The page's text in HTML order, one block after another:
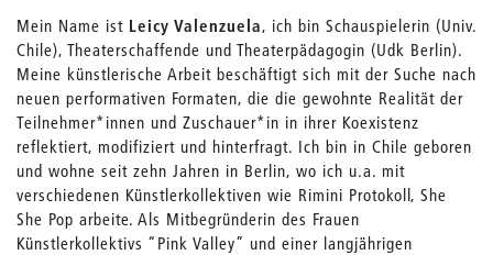
Mein Name ist Leicy Valenzuela, ich bin Schauspielerin (Univ.
Chile), Theaterschaffende und Theaterpädagogin (Udk Berlin).
Meine künstlerische Arbeit beschäftigt sich mit der Suche nach
neuen performativen Formaten, die die gewohnte Realität der
Teilnehmer*innen und Zuschauer*in in ihrer Koexistenz
reflektiert, modifiziert und hinterfragt. Ich bin in Chile geboren
und wohne seit zehn Jahren in Berlin, wo ich u.a. mit
verschiedenen Künstlerkollektiven wie Rimini Protokoll, She
She Pop arbeite. Als Mitbegründerin des Frauen
Künstlerkollektivs “Pink Valley” und einer langjährigen